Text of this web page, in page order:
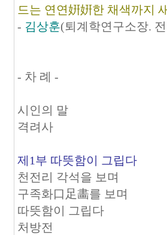
드는 연연姸姸한 채색까지
- 김상훈(퇴계학연구소장.
- 차 례 -
시인의 말
격려사
제1부 따뜻함이 그립다
천전리 각석을 보며
구족화口足畵를 보며
따뜻함이 그립다
처방전